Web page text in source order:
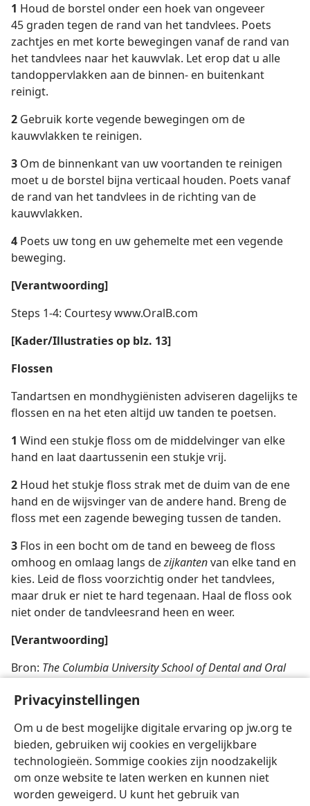
Privacyinstellingen
Om u de best mogelijke digitale ervaring op jw.org te
bieden, gebruiken wij cookies en vergelijkbare
technologieën. Sommige cookies zijn noodzakelijk
om onze website te laten werken en kunnen niet
worden geweigerd. U kunt het gebruik van
1 Houd de borstel onder een hoek van ongeveer
45 graden tegen de rand van het tandvlees. Poets
zachtjes en met korte bewegingen vanaf de rand van
het tandvlees naar het kauwvlak. Let erop dat u alle
tandoppervlakken aan de binnen- en buitenkant
reinigt.
2 Gebruik korte vegende bewegingen om de
kauwvlakken te reinigen.
3 Om de binnenkant van uw voortanden te reinigen
moet u de borstel bijna verticaal houden. Poets vanaf
de rand van het tandvlees in de richting van de
kauwvlakken.
4 Poets uw tong en uw gehemelte met een vegende
beweging.
[Verantwoording]
Steps 1-4: Courtesy www.OralB.com
[Kader/Illustraties op blz. 13]
Flossen
Tandartsen en mondhygiënisten adviseren dagelijks te
flossen en na het eten altijd uw tanden te poetsen.
1 Wind een stukje floss om de middelvinger van elke
hand en laat daartussenin een stukje vrij.
2 Houd het stukje floss strak met de duim van de ene
hand en de wijsvinger van de andere hand. Breng de
floss met een zagende beweging tussen de tanden.
3 Flos in een bocht om de tand en beweeg de floss
omhoog en omlaag langs dezijkantenvan elke tand en
kies. Leid de floss voorzichtig onder het tandvlees,
maar druk er niet te hard tegenaan. Haal de floss ook
niet onder de tandvleesrand heen en weer.
[Verantwoording]
Bron: The Columbia University School of Dental and Oral
Steps 1-3: Courtesy www.OralB.com
Nederlands Delen Instellingen